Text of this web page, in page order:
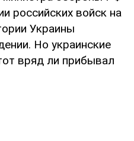
российских войск на
Украины
Но украинские
вряд ли прибывал